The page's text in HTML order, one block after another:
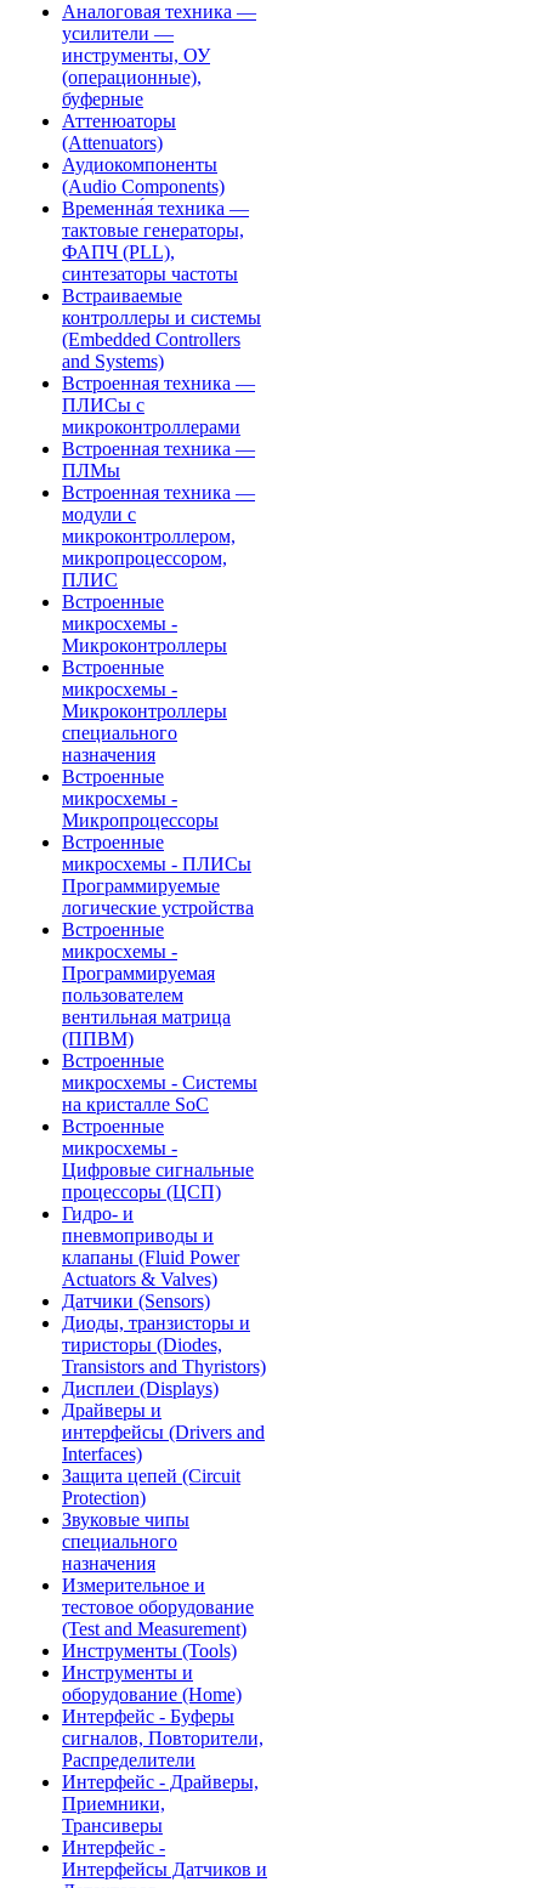
Аналоговая техника —
усилители —
инструменты, ОУ
(операционные),
буферные
Аттенюаторы
(Attenuators)
Аудиокомпоненты
(Audio Components)
Временна́я техника —
тактовые генераторы,
ФАПЧ (PLL),
синтезаторы частоты
Встраиваемые
контроллеры и системы
(Embedded Controllers
and Systems)
Встроенная техника —
ПЛИСы с
микроконтроллерами
Встроенная техника —
ПЛМы
Встроенная техника —
модули с
микроконтроллером,
микропроцессором,
ПЛИС
Встроенные
микросхемы -
Микроконтроллеры
Встроенные
микросхемы -
Микроконтроллеры
специального
назначения
Встроенные
микросхемы -
Микропроцессоры
Встроенные
микросхемы - ПЛИСы
Программируемые
логические устройства
Встроенные
микросхемы -
Программируемая
пользователем
вентильная матрица
(ППВМ)
Встроенные
микросхемы - Системы
на кристалле SoC
Встроенные
микросхемы -
Цифровые сигнальные
процессоры (ЦСП)
Гидро- и
пневмоприводы и
клапаны (Fluid Power
Actuators & Valves)
Датчики (Sensors)
Диоды, транзисторы и
тиристоры (Diodes,
Transistors and Thyristors)
Дисплеи (Displays)
Драйверы и
интерфейсы (Drivers and
Interfaces)
Защита цепей (Circuit
Protection)
Звуковые чипы
специального
назначения
Измерительное и
тестовое оборудование
(Test and Measurement)
Инструменты (Tools)
Инструменты и
оборудование (Home)
Интерфейс - Буферы
сигналов, Повторители,
Распределители
Интерфейс - Драйверы,
Приемники,
Трансиверы
Интерфейс -
Интерфейсы Датчиков и